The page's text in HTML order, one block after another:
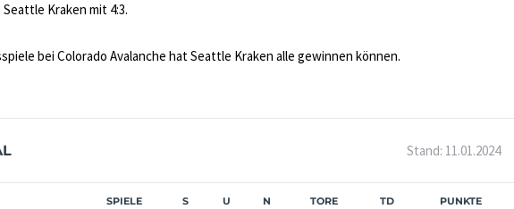
Kraken mit 4:3.
bei Colorado Avalanche hat Seattle Kraken alle gewinnen können.
Stand: 11.01.2024
SPIELE S U N TORE TD PUNKTE